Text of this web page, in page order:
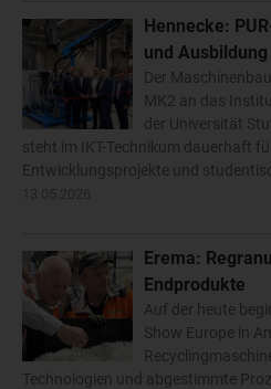
Hennecke:
und Ausbildung
Der
MK2 an das
der Universität
steht im IKT-Technikum dauerhaft
Entwicklungsprojekte und
Erema:
Endprodukte
Auf der heute
Show Europe in
Technologien und abgestimmte